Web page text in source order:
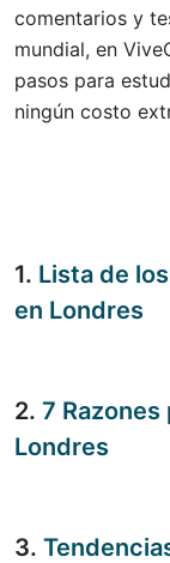
comentarios y
mundial, en
pasos para
ningún costo
1. Lista de
en Londres
2. 7
Londres
3.